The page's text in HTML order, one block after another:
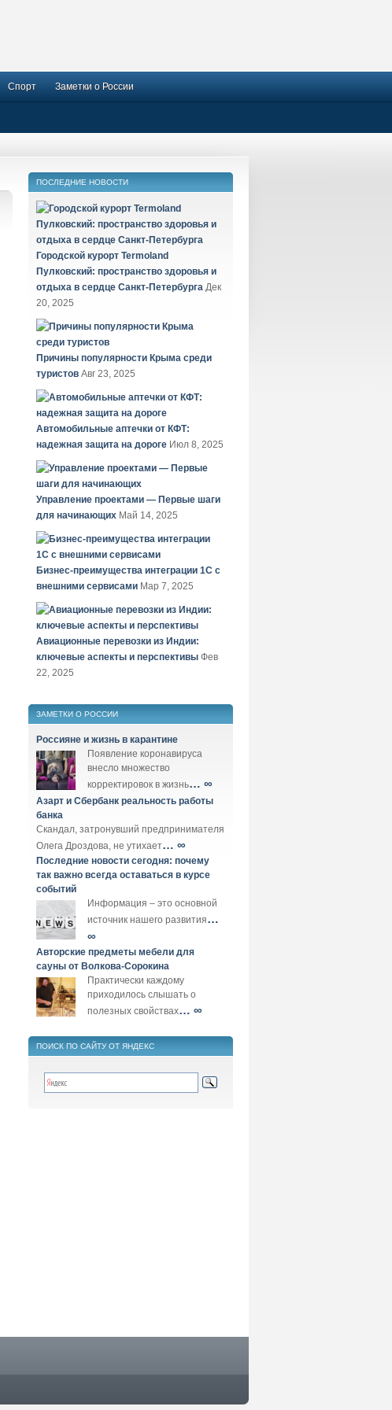
Спорт Заметки о России
ПОСЛЕДНИЕ НОВОСТИ
Городской курорт Termoland
Пулковский: пространство здоровья и
отдыха в сердце Санкт-Петербурга Дек
20, 2025
Причины популярности Крыма среди
туристов Авг 23, 2025
Автомобильные аптечки от КФТ:
надежная защита на дороге Июл 8, 2025
Управление проектами — Первые шаги
для начинающих Май 14, 2025
Бизнес-преимущества интеграции 1С с
внешними сервисами Мар 7, 2025
Авиационные перевозки из Индии:
ключевые аспекты и перспективы Фев
22, 2025
ЗАМЕТКИ О РОССИИ
Россияне и жизнь в карантине
Появление коронавируса
внесло множество
корректировок в жизнь… ∞
Азарт и Сбербанк реальность работы
банка
Скандал, затронувший предпринимателя
Олега Дроздова, не утихает… ∞
Последние новости сегодня: почему
так важно всегда оставаться в курсе
событий
Информация – это основной
источник нашего развития…
∞
Авторские предметы мебели для
сауны от Волкова-Сорокина
Практически каждому
приходилось слышать о
полезных свойствах… ∞
ПОИСК ПО САЙТУ ОТ ЯНДЕКС